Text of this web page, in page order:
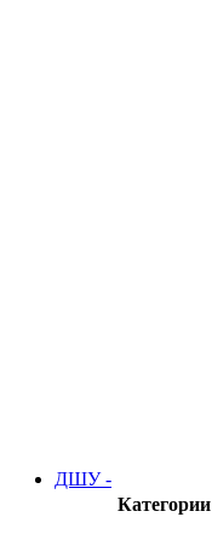
Категории
ДШУ -